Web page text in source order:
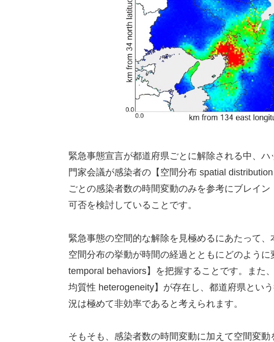
緊急事態宣言が都道府県ごとに解除される中、
門家会議が感染者の【空間分布 spatial
ごとの感染者数の時間変動のみを参考にブレイ
可否を検討していることです。
緊急事態の空間的な解除を見極めるにあたって
空間分布の挙動が時間の経過とともにどのよう
temporal behaviors】を把握することです。また
均質性 heterogeneity】が存在し、都道府県とい
況は極めて非効率であると考えられます。
そもそも、感染者数の時間変動に加えて空間変